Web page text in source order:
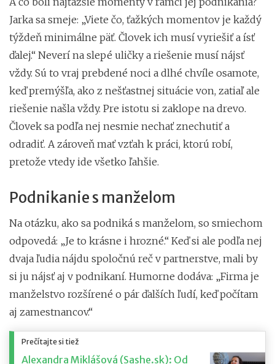
Jarka sa smeje: „Viete čo, ťažkých momentov je každý
týždeň minimálne päť. Človek ich musí vyriešiť a ísť
ďalej.“ Neverí na slepé uličky a riešenie musí nájsť
vždy. Sú to vraj prebdené noci a dlhé chvíle osamote,
keď premýšľa, ako z nešťastnej situácie von, zatiaľ ale
riešenie našla vždy. Pre istotu si zaklope na drevo.
Človek sa podľa nej nesmie nechať znechutiť a
odradiť. A zároveň mať vzťah k práci, ktorú robí,
pretože vtedy ide všetko ľahšie.
Podnikanie s manželom
Na otázku, ako sa podniká s manželom, so smiechom
odpovedá: „Je to krásne i hrozné.“ Keď si ale podľa nej
dvaja ľudia nájdu spoločnú reč v partnerstve, mali by
si ju nájsť aj v podnikaní. Humorne dodáva: „Firma je
manželstvo rozšírené o pár ďalších ľudí, keď počítam
aj zamestnancov.“
Prečítajte si tiež
Alexandra Miklášová (Sashe.sk): Od